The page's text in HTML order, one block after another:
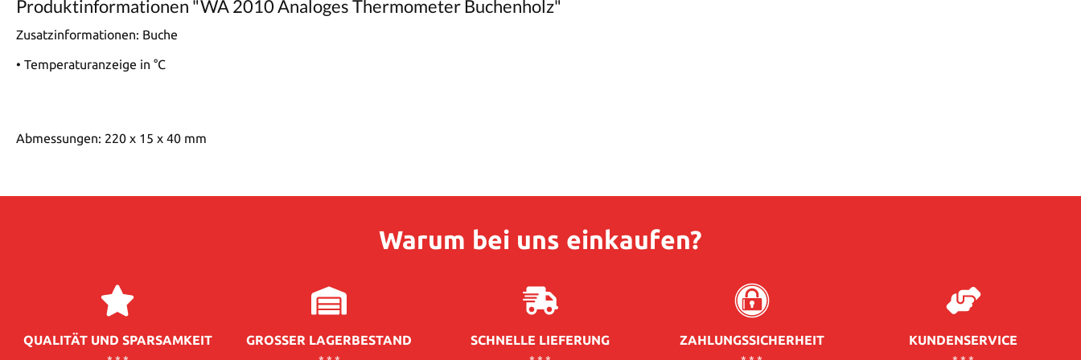
Produktinformationen "WA 2010 Analoges Thermometer Buchenholz"
Zusatzinformationen: Buche
• Temperaturanzeige in °C
Abmessungen: 220 x 15 x 40 mm
Warum bei uns einkaufen?
QUALITÄT UND SPARSAMKEIT GROSSER LAGERBESTAND SCHNELLE LIEFERUNG ZAHLUNGSSICHERHEIT KUNDENSERVICE